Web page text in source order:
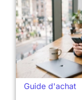
Guide d'achat